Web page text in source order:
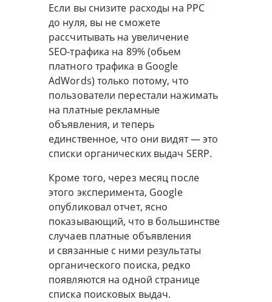
Если вы снизите расходы на PPC
до нуля, вы не сможете
рассчитывать на увеличение
SEO-трафика на 89% (обьем
платного трафика в Google
AdWords) только потому, что
пользователи перестали нажимать
на платные рекламные
объявления, и теперь
единственное, что они видят — это
списки органических выдач SERP.
Кроме того, через месяц после
этого эксперимента, Google
опубликовал отчет, ясно
показывающий, что в большинстве
случаев платные объявления
и связанные с ними результаты
органического поиска, редко
появляются на одной странице
списка поисковых выдач.